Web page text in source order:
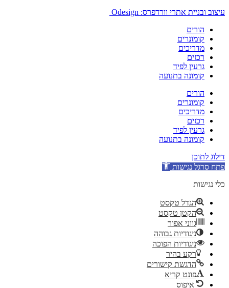
עיצוב ובניית אתרי וורדפרס: Odesign
הורים
קומונרים
מדריכים
רכזים
גרעין לפיד
קומונה בתנועה
הורים
קומונרים
מדריכים
רכזים
גרעין לפיד
קומונה בתנועה
דילוג לתוכן
פתח סרגל נגישות
כלי נגישות
הגדל טקסט
הקטן טקסט
גווני אפור
ניגודיות גבוהה
ניגודיות הפוכה
רקע בהיר
הדגשת קישורים
פונט קריא
איפוס